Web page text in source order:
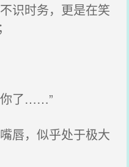
识时务，更是在笑
了……”
唇，似乎处于极大